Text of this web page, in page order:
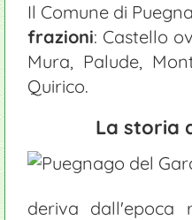
Il Comune di
frazioni: Castello
Mura, Palude,
Quirico.
La storia
deriva dall'epoca